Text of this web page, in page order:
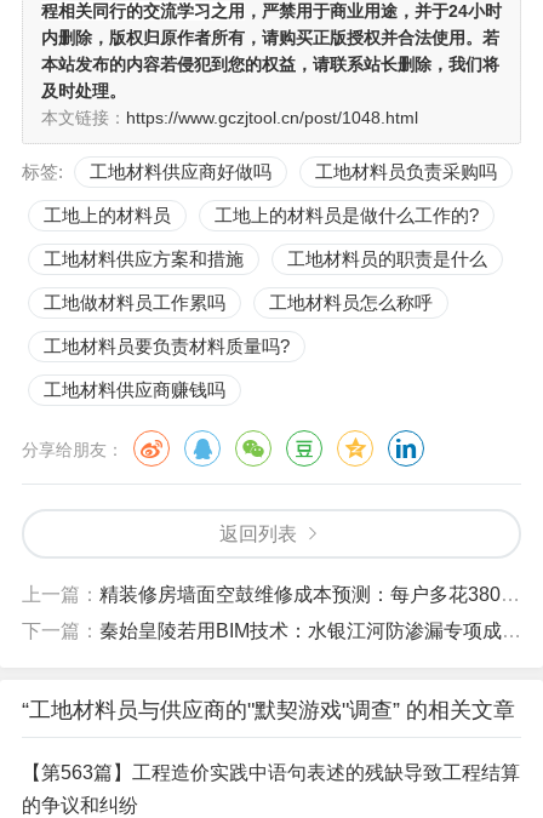
程相关同行的交流学习之用 ，严禁用于商业用途，并于24小时
内删除，版权归原作者所有，请购买正版授权并合法使用。若
本站发布的内容若侵犯到您的权益，请联系站长删除，我们将
及时处理。
本文链接： https://www.gczjtool.cn/post/1048.html
标签: 工地材料供应商好做吗 工地材料员负责采购吗
工地上的材料员 工地上的材料员是做什么工作的?
工地材料供应方案和措施 工地材料员的职责是什么
工地做材料员工作累吗 工地材料员怎么称呼
工地材料员要负责材料质量吗?
工地材料供应商赚钱吗
分享给朋友：
返回列表
上一篇： 精装修房墙面空鼓维修成本预测：每户多花3800元的真相
下一篇： 秦始皇陵若用BIM技术：水银江河防渗漏专项成本测算
“工地材料员与供应商的"默契游戏"调查” 的相关文章
【第563篇】工程造价实践中语句表述的残缺导致工程结算
的争议和纠纷